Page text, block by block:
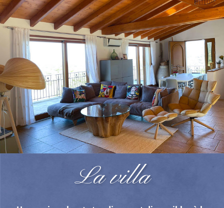
La villa